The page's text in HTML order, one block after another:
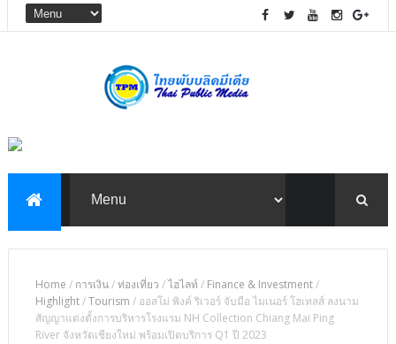
Home / การเงิน/ท่องเที่ยว /ไฮไลท์ / Finance & Investment/
Highlight/Tourism / ออสโม่ พิงค์ ริเวอร์ จับมือ ไมเนอร์ โฮเทลส์ ลงนาม
สัญญาแต่งตั้งการบริหารโรงแรม NH Collection Chiang Mai Ping
River จังหวัดเชียงใหม่ พร้อมเปิดบริการ Q1 ปี 2023